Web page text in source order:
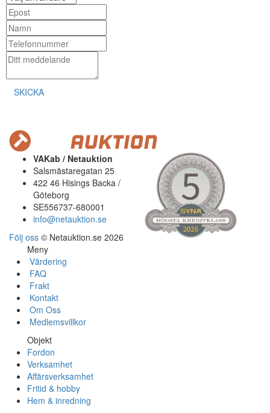
SKICKA
VAKab / Netauktion
Salsmästaregatan 25
422 46 Hisings Backa /
Göteborg
SE556737-680001
info@netauktion.se
Följ oss © Netauktion.se 2026
Meny
Värdering
FAQ
Frakt
Kontakt
Om Oss
Medlemsvillkor
Objekt
Fordon
Verksamhet
Affärsverksamhet
Fritid & hobby
Hem & inredning